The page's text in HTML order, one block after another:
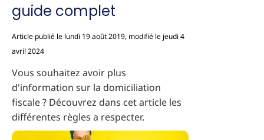
guide complet
Article publié le lundi 19 août 2019, modifié le jeudi 4
avril 2024
Vous souhaitez avoir plus
d'information sur la domiciliation
fiscale ? Découvrez dans cet article les
différentes règles a respecter.